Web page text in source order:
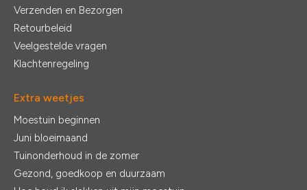
Verzenden en Bezorgen
Retourbeleid
Veelgestelde vragen
Klachtenregeling
Extra weetjes
Moestuin beginnen
Juni bloeimaand
Tuinonderhoud in de zomer
Gezond, goedkoop en duurzaam